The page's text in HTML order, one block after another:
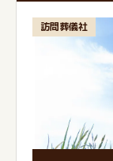
訪問葬儀社